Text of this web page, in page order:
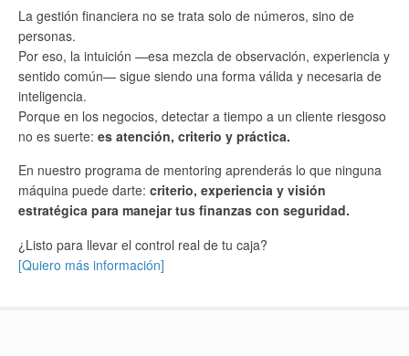
La gestión financiera no se trata solo de números, sino de
personas.
Por eso, la intuición —esa mezcla de observación, experiencia y
sentido común— sigue siendo una forma válida y necesaria de
inteligencia.
Porque en los negocios, detectar a tiempo a un cliente riesgoso
no es suerte: es atención, criterio y práctica.
En nuestro programa de mentoring aprenderás lo que ninguna
máquina puede darte: criterio, experiencia y visión
estratégica para manejar tus finanzas con seguridad.
¿Listo para llevar el control real de tu caja?
[Quiero más información]